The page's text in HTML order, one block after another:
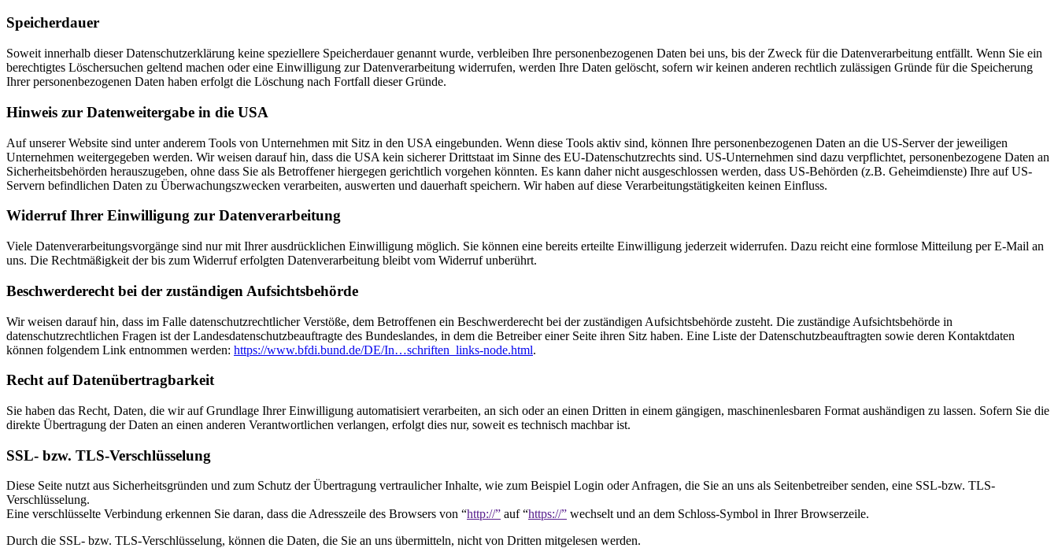
Speicherdauer
Soweit innerhalb dieser Datenschutzerklärung keine speziellere Speicherdauer genannt wurde, verbleiben Ihre personenbezogenen Daten bei uns, bis der Zweck für die Datenverarbeitung entfällt. Wenn Sie ein
berechtigtes Löschersuchen geltend machen oder eine Einwilligung zur Datenverarbeitung widerrufen, werden Ihre Daten gelöscht, sofern wir keinen anderen rechtlich zulässigen Gründe für die Speicherung
Ihrer personenbezogenen Daten haben erfolgt die Löschung nach Fortfall dieser Gründe.
Hinweis zur Datenweitergabe in die USA
Auf unserer Website sind unter anderem Tools von Unternehmen mit Sitz in den USA eingebunden. Wenn diese Tools aktiv sind, können Ihre personenbezogenen Daten an die US-Server der jeweiligen
Unternehmen weitergegeben werden. Wir weisen darauf hin, dass die USA kein sicherer Drittstaat im Sinne des EU-Datenschutzrechts sind. US-Unternehmen sind dazu verpflichtet, personenbezogene Daten an
Sicherheitsbehörden herauszugeben, ohne dass Sie als Betroffener hiergegen gerichtlich vorgehen könnten. Es kann daher nicht ausgeschlossen werden, dass US-Behörden (z.B. Geheimdienste) Ihre auf US-
Servern befindlichen Daten zu Überwachungszwecken verarbeiten, auswerten und dauerhaft speichern. Wir haben auf diese Verarbeitungstätigkeiten keinen Einfluss.
Widerruf Ihrer Einwilligung zur Datenverarbeitung
Viele Datenverarbeitungsvorgänge sind nur mit Ihrer ausdrücklichen Einwilligung möglich. Sie können eine bereits erteilte Einwilligung jederzeit widerrufen. Dazu reicht eine formlose Mitteilung per E-Mail an
uns. Die Rechtmäßigkeit der bis zum Widerruf erfolgten Datenverarbeitung bleibt vom Widerruf unberührt.
Beschwerderecht bei der zuständigen Aufsichtsbehörde
Wir weisen darauf hin, dass im Falle datenschutzrechtlicher Verstöße, dem Betroffenen ein Beschwerderecht bei der zuständigen Aufsichtsbehörde zusteht. Die zuständige Aufsichtsbehörde in
datenschutzrechtlichen Fragen ist der Landesdatenschutzbeauftragte des Bundeslandes, in dem die Betreiber einer Seite ihren Sitz haben. Eine Liste der Datenschutzbeauftragten sowie deren Kontaktdaten
können folgendem Link entnommen werden: https://www.bfdi.bund.de/DE/In…schriften_links-node.html.
Recht auf Datenübertragbarkeit
Sie haben das Recht, Daten, die wir auf Grundlage Ihrer Einwilligung automatisiert verarbeiten, an sich oder an einen Dritten in einem gängigen, maschinenlesbaren Format aushändigen zu lassen. Sofern Sie die
direkte Übertragung der Daten an einen anderen Verantwortlichen verlangen, erfolgt dies nur, soweit es technisch machbar ist.
SSL- bzw. TLS-Verschlüsselung
Diese Seite nutzt aus Sicherheitsgründen und zum Schutz der Übertragung vertraulicher Inhalte, wie zum Beispiel Login oder Anfragen, die Sie an uns als Seitenbetreiber senden, eine SSL-bzw. TLS-
Verschlüsselung.
Eine verschlüsselte Verbindung erkennen Sie daran, dass die Adresszeile des Browsers von “http://” auf “https://” wechselt und an dem Schloss-Symbol in Ihrer Browserzeile.
Durch die SSL- bzw. TLS-Verschlüsselung, können die Daten, die Sie an uns übermitteln, nicht von Dritten mitgelesen werden.